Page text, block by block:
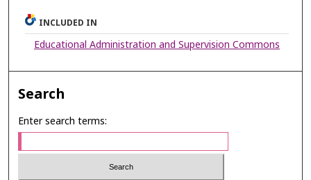
INCLUDED IN
Educational Administration and Supervision Commons
Search
Enter search terms: